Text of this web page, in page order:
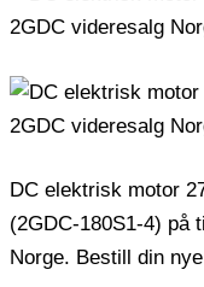
DC elektrisk motor
(2GDC-180S1-4) på
Norge. Bestill din